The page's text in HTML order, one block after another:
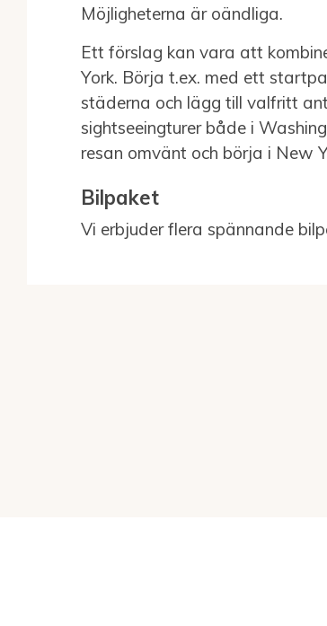
Möjligheterna är oändliga.
Ett förslag kan vara att
York. Börja t.ex. med ett
städerna och lägg till valfritt
sightseeingturer både i
resan omvänt och börja i New
Bilpaket
Vi erbjuder flera spännande